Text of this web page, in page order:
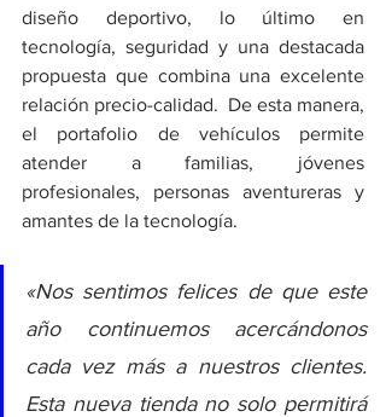
diseño deportivo, lo último en
tecnología, seguridad y una destacada
propuesta que combina una excelente
relación precio-calidad.  De esta manera,
el portafolio de vehículos permite
atender a familias, jóvenes
profesionales, personas aventureras y
amantes de la tecnología.
«Nos sentimos felices de que este
año continuemos acercándonos
cada vez más a nuestros clientes.
Esta nueva tienda no solo permitirá